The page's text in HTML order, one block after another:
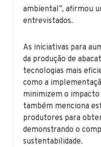
ambiental”, afirmou
entrevistados.
As iniciativas para
da produção de
tecnologias mais
como a
minimizem o
também menciona
produtores para
demonstrando o
sustentabilidade.